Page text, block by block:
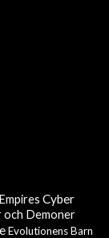
Cyber
och Demoner
Evolutionens Barn